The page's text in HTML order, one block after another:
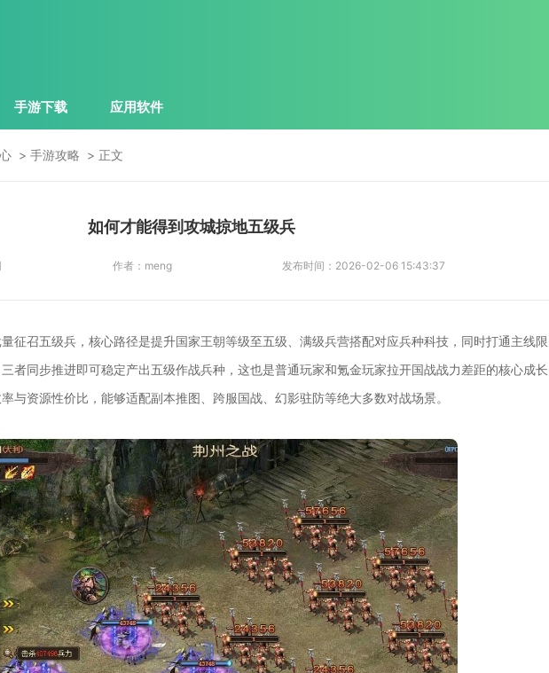
手游下载 应用软件
手游攻略 正文
如何才能得到攻城掠地五级兵
作者： meng 发布时间： 2026-02-06 15:43:37
征召五级兵，核心路径是提升国家王朝等级至五级、满级兵营搭配对应兵种科技，同时打通主线限
者同步推进即可稳定产出五级作战兵种，这也是普通玩家和氪金玩家拉开国战战力差距的核心成长
与资源性价比，能够适配副本推图、跨服国战、幻影驻防等绝大多数对战场景。